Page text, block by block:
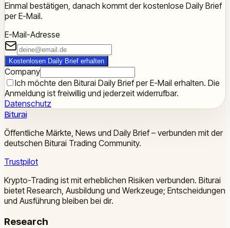
Einmal bestätigen, danach kommt der kostenlose Daily Brief
per E-Mail.
E-Mail-Adresse
Kostenlosen Daily Brief erhalten
Company
Ich möchte den Biturai Daily Brief per E-Mail erhalten. Die
Anmeldung ist freiwillig und jederzeit widerrufbar.
Datenschutz
Biturai
Öffentliche Märkte, News und Daily Brief – verbunden mit der
deutschen Biturai Trading Community.
Trustpilot
Krypto-Trading ist mit erheblichen Risiken verbunden. Biturai
bietet Research, Ausbildung und Werkzeuge; Entscheidungen
und Ausführung bleiben bei dir.
Research